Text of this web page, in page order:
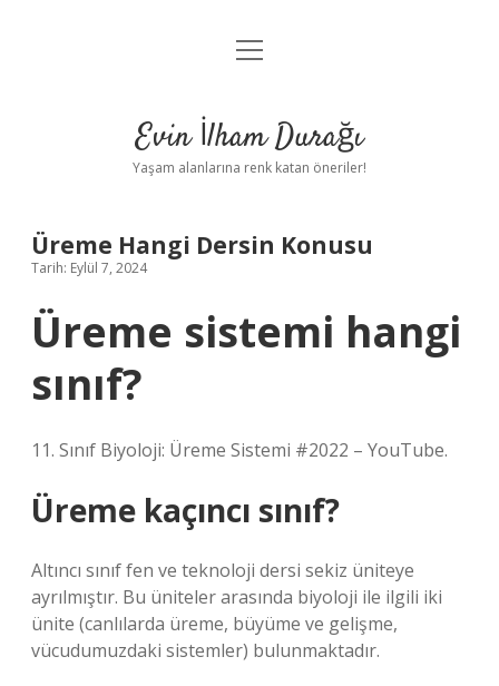
Anasayfa
Yasal Uyarı
menüyü
Evin İlham Durağı
Yaşam alanlarına renk katan öneriler!
Üreme Hangi Dersin Konusu
Tarih: Eylül 7, 2024
Üreme sistemi hangi
sınıf?
11. Sınıf Biyoloji: Üreme Sistemi #2022 – YouTube.
Üreme kaçıncı sınıf?
Altıncı sınıf fen ve teknoloji dersi sekiz üniteye
ayrılmıştır. Bu üniteler arasında biyoloji ile ilgili iki
ünite (canlılarda üreme, büyüme ve gelişme,
vücudumuzdaki sistemler) bulunmaktadır.